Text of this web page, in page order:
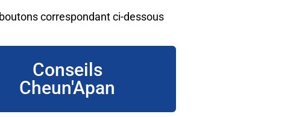
correspondant ci-dessous
Conseils
Cheun'Apan